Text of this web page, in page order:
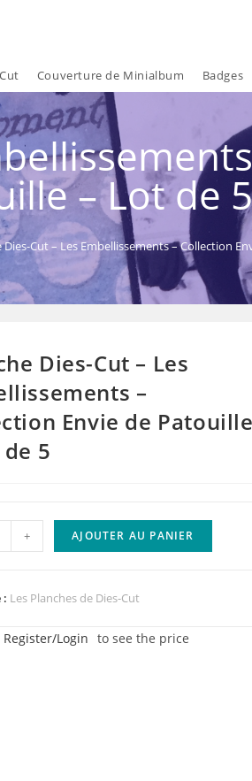
Couverture de Minialbum Badges
– Lot de 5
Dies-Cut – Les Embellissements – Collection
Dies-Cut – Les
–
Envie de Patouille
5
+ AJOUTER AU PANIER
: Les Planches de Dies-Cut
Register/Login to see the price